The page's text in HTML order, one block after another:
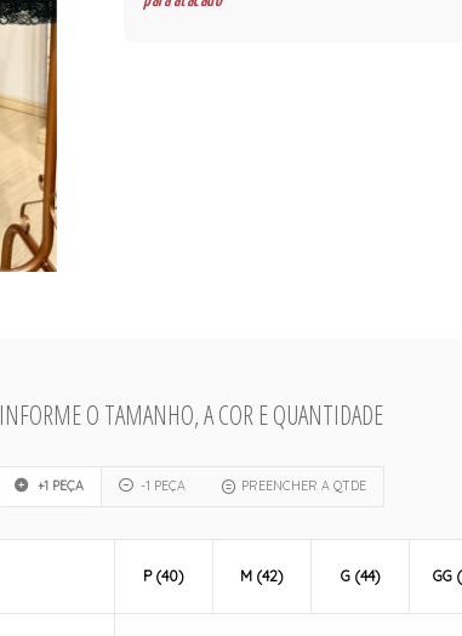
INFORME O TAMANHO, A COR E QUANTIDADE
+1 PEÇA -1 PEÇA PREENCHER A QTDE
P (40) M (42) G (44) GG